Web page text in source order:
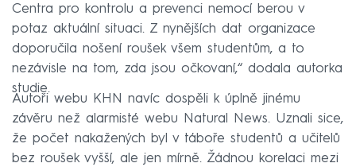
Centra pro kontrolu a prevenci nemocí berou v
potaz aktuální situaci. Z nynějších dat organizace
doporučila nošení roušek všem studentům, a to
nezávisle na tom, zda jsou očkovaní,“ dodala autorka
studie.
Autoři webu KHN navíc dospěli k úplně jinému
závěru než alarmisté webu Natural News. Uznali sice,
že počet nakažených byl v táboře studentů a učitelů
bez roušek vyšší, ale jen mírně. Žádnou korelaci mezi